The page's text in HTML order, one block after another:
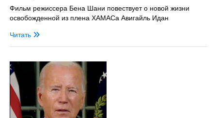
Фильм режиссера Бена Шани повествует о новой жизни
освобожденной из плена ХАМАСа Авигайль Идан
Читать